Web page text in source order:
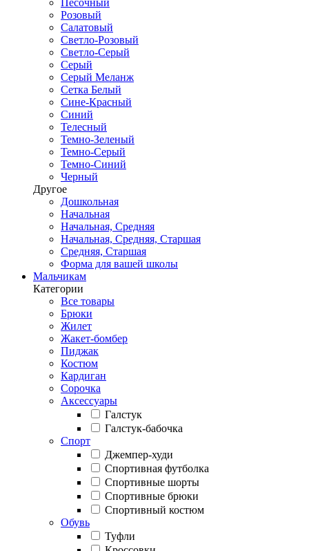
Песочный
Розовый
Салатовый
Светло-Розовый
Светло-Серый
Серый
Серый Меланж
Сетка Белый
Сине-Красный
Синий
Телесный
Темно-Зеленый
Темно-Серый
Темно-Синий
Черный
Другое
Дошкольная
Начальная
Начальная, Средняя
Начальная, Средняя, Старшая
Средняя, Старшая
Форма для вашей школы
Мальчикам
Категории
Все товары
Брюки
Жилет
Жакет-бомбер
Пиджак
Костюм
Кардиган
Сорочка
Аксессуары
Галстук
Галстук-бабочка
Спорт
Джемпер-худи
Спортивная футболка
Спортивные шорты
Спортивные брюки
Спортивный костюм
Обувь
Туфли